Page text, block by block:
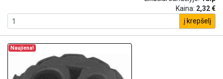
Kaina: 2,32 €
į krepšelį
Naujiena!